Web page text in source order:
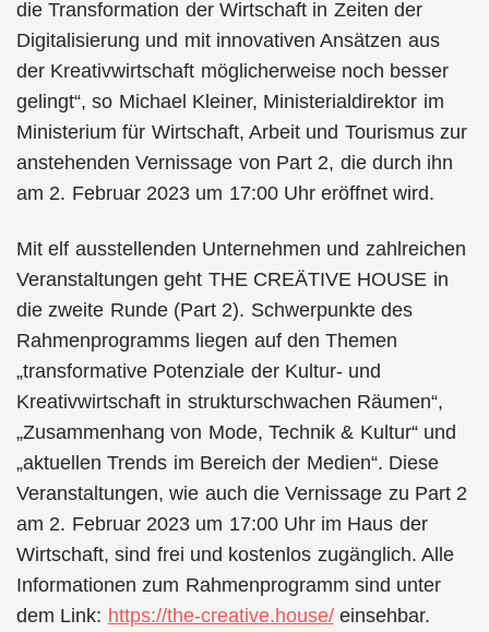
die Transformation der Wirtschaft in Zeiten der
Digitalisierung und mit innovativen Ansätzen aus
der Kreativwirtschaft möglicherweise noch besser
gelingt“, so Michael Kleiner, Ministerialdirektor im
Ministerium für Wirtschaft, Arbeit und Tourismus zur
anstehenden Vernissage von Part 2, die durch ihn
am 2. Februar 2023 um 17:00 Uhr eröffnet wird.
Mit elf ausstellenden Unternehmen und zahlreichen
Veranstaltungen geht THE CREÄTIVE HOUSE in
die zweite Runde (Part 2). Schwerpunkte des
Rahmenprogramms liegen auf den Themen
„transformative Potenziale der Kultur- und
Kreativwirtschaft in strukturschwachen Räumen“,
„Zusammenhang von Mode, Technik & Kultur“ und
„aktuellen Trends im Bereich der Medien“. Diese
Veranstaltungen, wie auch die Vernissage zu Part 2
am 2. Februar 2023 um 17:00 Uhr im Haus der
Wirtschaft, sind frei und kostenlos zugänglich. Alle
Informationen zum Rahmenprogramm sind unter
dem Link: https://the-creative.house/einsehbar.